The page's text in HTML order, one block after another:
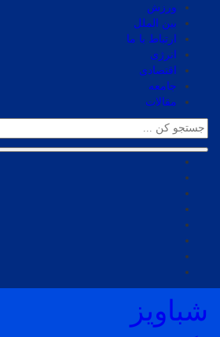
ورزش
بین الملل
ارتباط با ما
انرژی
اقتصادی
جامعه
مقالات
شباویز